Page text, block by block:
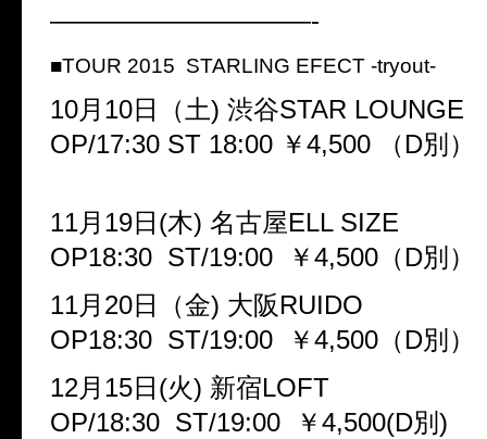
——————————-
■TOUR 2015 STARLING EFECT -tryout-
10月10日（土) 渋谷STAR LOUNGE
OP/17:30 ST 18:00 ￥4,500 （D別）
11月19日(木) 名古屋ELL SIZE
OP18:30 ST/19:00 ￥4,500（D別）
11月20日（金) 大阪RUIDO
OP18:30 ST/19:00 ￥4,500（D別）
12月15日(火) 新宿LOFT
OP/18:30 ST/19:00 ￥4,500(D別)